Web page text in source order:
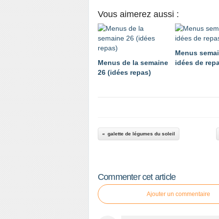
Vous aimerez aussi :
Menus de la semaine
26 (idées repas)
Menus
idées de
galette de légumes du soleil
Commenter cet article
Ajouter un commentaire